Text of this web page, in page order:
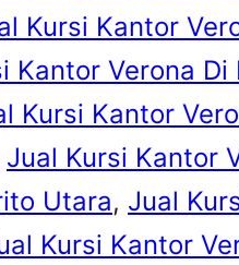
Kursi Kantor
Kantor Verona Di
Kursi Kantor
Jual Kursi Kantor
Utara, Jual
Kursi Kantor